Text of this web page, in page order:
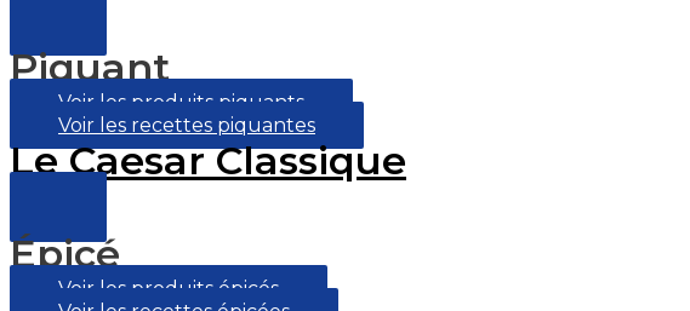
Piquant
Voir les produits piquants
Voir les recettes piquantes
Le Caesar Classique
Épicé
Voir les produits épicés